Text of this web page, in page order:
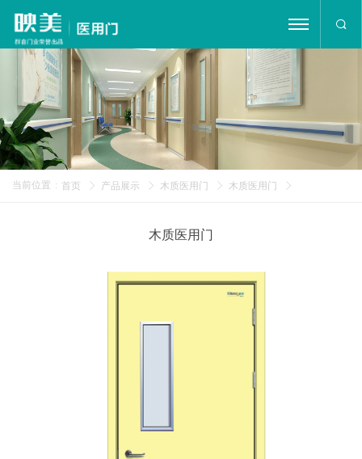
公司简介
产品展示
工程案例
新闻资讯
当前位置 : 首页 产品展示 木质医用门 木质医用门
木质医用门